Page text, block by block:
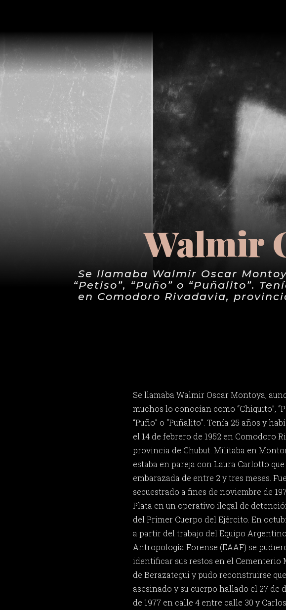
Walmir
Se llamaba Walmir Oscar
“Petiso”, “Puño” o “Puñalito”.
en Comodoro Rivadavia,
Se llamaba Walmir Oscar Montoya,
muchos lo conocían como “Chiquito”,
“Puño” o “Puñalito”. Tenía 25 años y
el 14 de febrero de 1952 en Comodoro
provincia de Chubut. Militaba en
estaba en pareja con Laura Carlotto que
embarazada de entre 2 y tres meses. Fue
secuestrado a fines de noviembre de
Plata en un operativo ilegal de
del Primer Cuerpo del Ejército. En
a partir del trabajo del Equipo
Antropología Forense (EAAF) se
identificar sus restos en el Cementerio
de Berazategui y pudo reconstruirse
asesinado y su cuerpo hallado el 27 de
de 1977 en calle 4 entre calle 30 y